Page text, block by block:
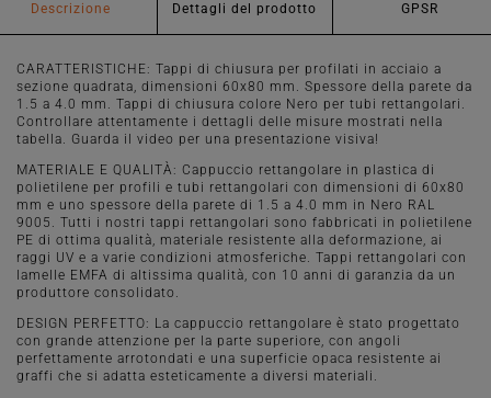
Descrizione Dettagli del prodotto GPSR
CARATTERISTICHE: Tappi di chiusura per profilati in acciaio a
sezione quadrata, dimensioni 60x80 mm. Spessore della parete da
1.5 a 4.0 mm. Tappi di chiusura colore Nero per tubi rettangolari.
Controllare attentamente i dettagli delle misure mostrati nella
tabella. Guarda il video per una presentazione visiva!
MATERIALE E QUALITÀ: Cappuccio rettangolare in plastica di
polietilene per profili e tubi rettangolari con dimensioni di 60x80
mm e uno spessore della parete di 1.5 a 4.0 mm in Nero RAL
9005. Tutti i nostri tappi rettangolari sono fabbricati in polietilene
PE di ottima qualità, materiale resistente alla deformazione, ai
raggi UV e a varie condizioni atmosferiche. Tappi rettangolari con
lamelle EMFA di altissima qualità, con 10 anni di garanzia da un
produttore consolidato.
DESIGN PERFETTO: La cappuccio rettangolare è stato progettato
con grande attenzione per la parte superiore, con angoli
perfettamente arrotondati e una superficie opaca resistente ai
graffi che si adatta esteticamente a diversi materiali.